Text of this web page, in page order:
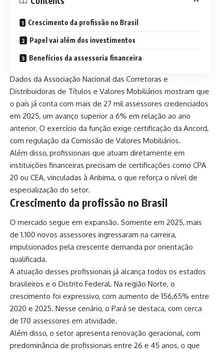
Crescimento da profissão no Brasil
Papel vai além dos investimentos
Benefícios da assessoria financeira
Dados da Associação Nacional das Corretoras e
Distribuidoras de Títulos e Valores Mobiliários mostram que
o país já conta com mais de 27 mil assessores credenciados
em 2025, um avanço superior a 6% em relação ao ano
anterior. O exercício da função exige certificação da Ancord,
com regulação da Comissão de Valores Mobiliários.
Além disso, profissionais que atuam diretamente em
instituições financeiras precisam de certificações como CPA
20 ou CEA, vinculadas à Anbima, o que reforça o nível de
especialização do setor.
Crescimento da profissão no Brasil
O mercado segue em expansão. Somente em 2025, mais
de 1.100 novos assessores ingressaram na carreira,
impulsionados pela crescente demanda por orientação
qualificada.
A atuação desses profissionais já alcança todos os estados
brasileiros e o Distrito Federal. Na região Norte, o
crescimento foi expressivo, com aumento de 156,65% entre
2020 e 2025. Nesse cenário, o Pará se destaca, com cerca
de 170 assessores em atividade.
Além disso, o setor apresenta renovação geracional, com
predominância de profissionais entre 26 e 45 anos, o que